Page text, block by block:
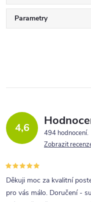
Parametry
4,6
494 hodnocení
Zobrazit
Děkuji moc za kvalitní
pro vás málo. Doručení -